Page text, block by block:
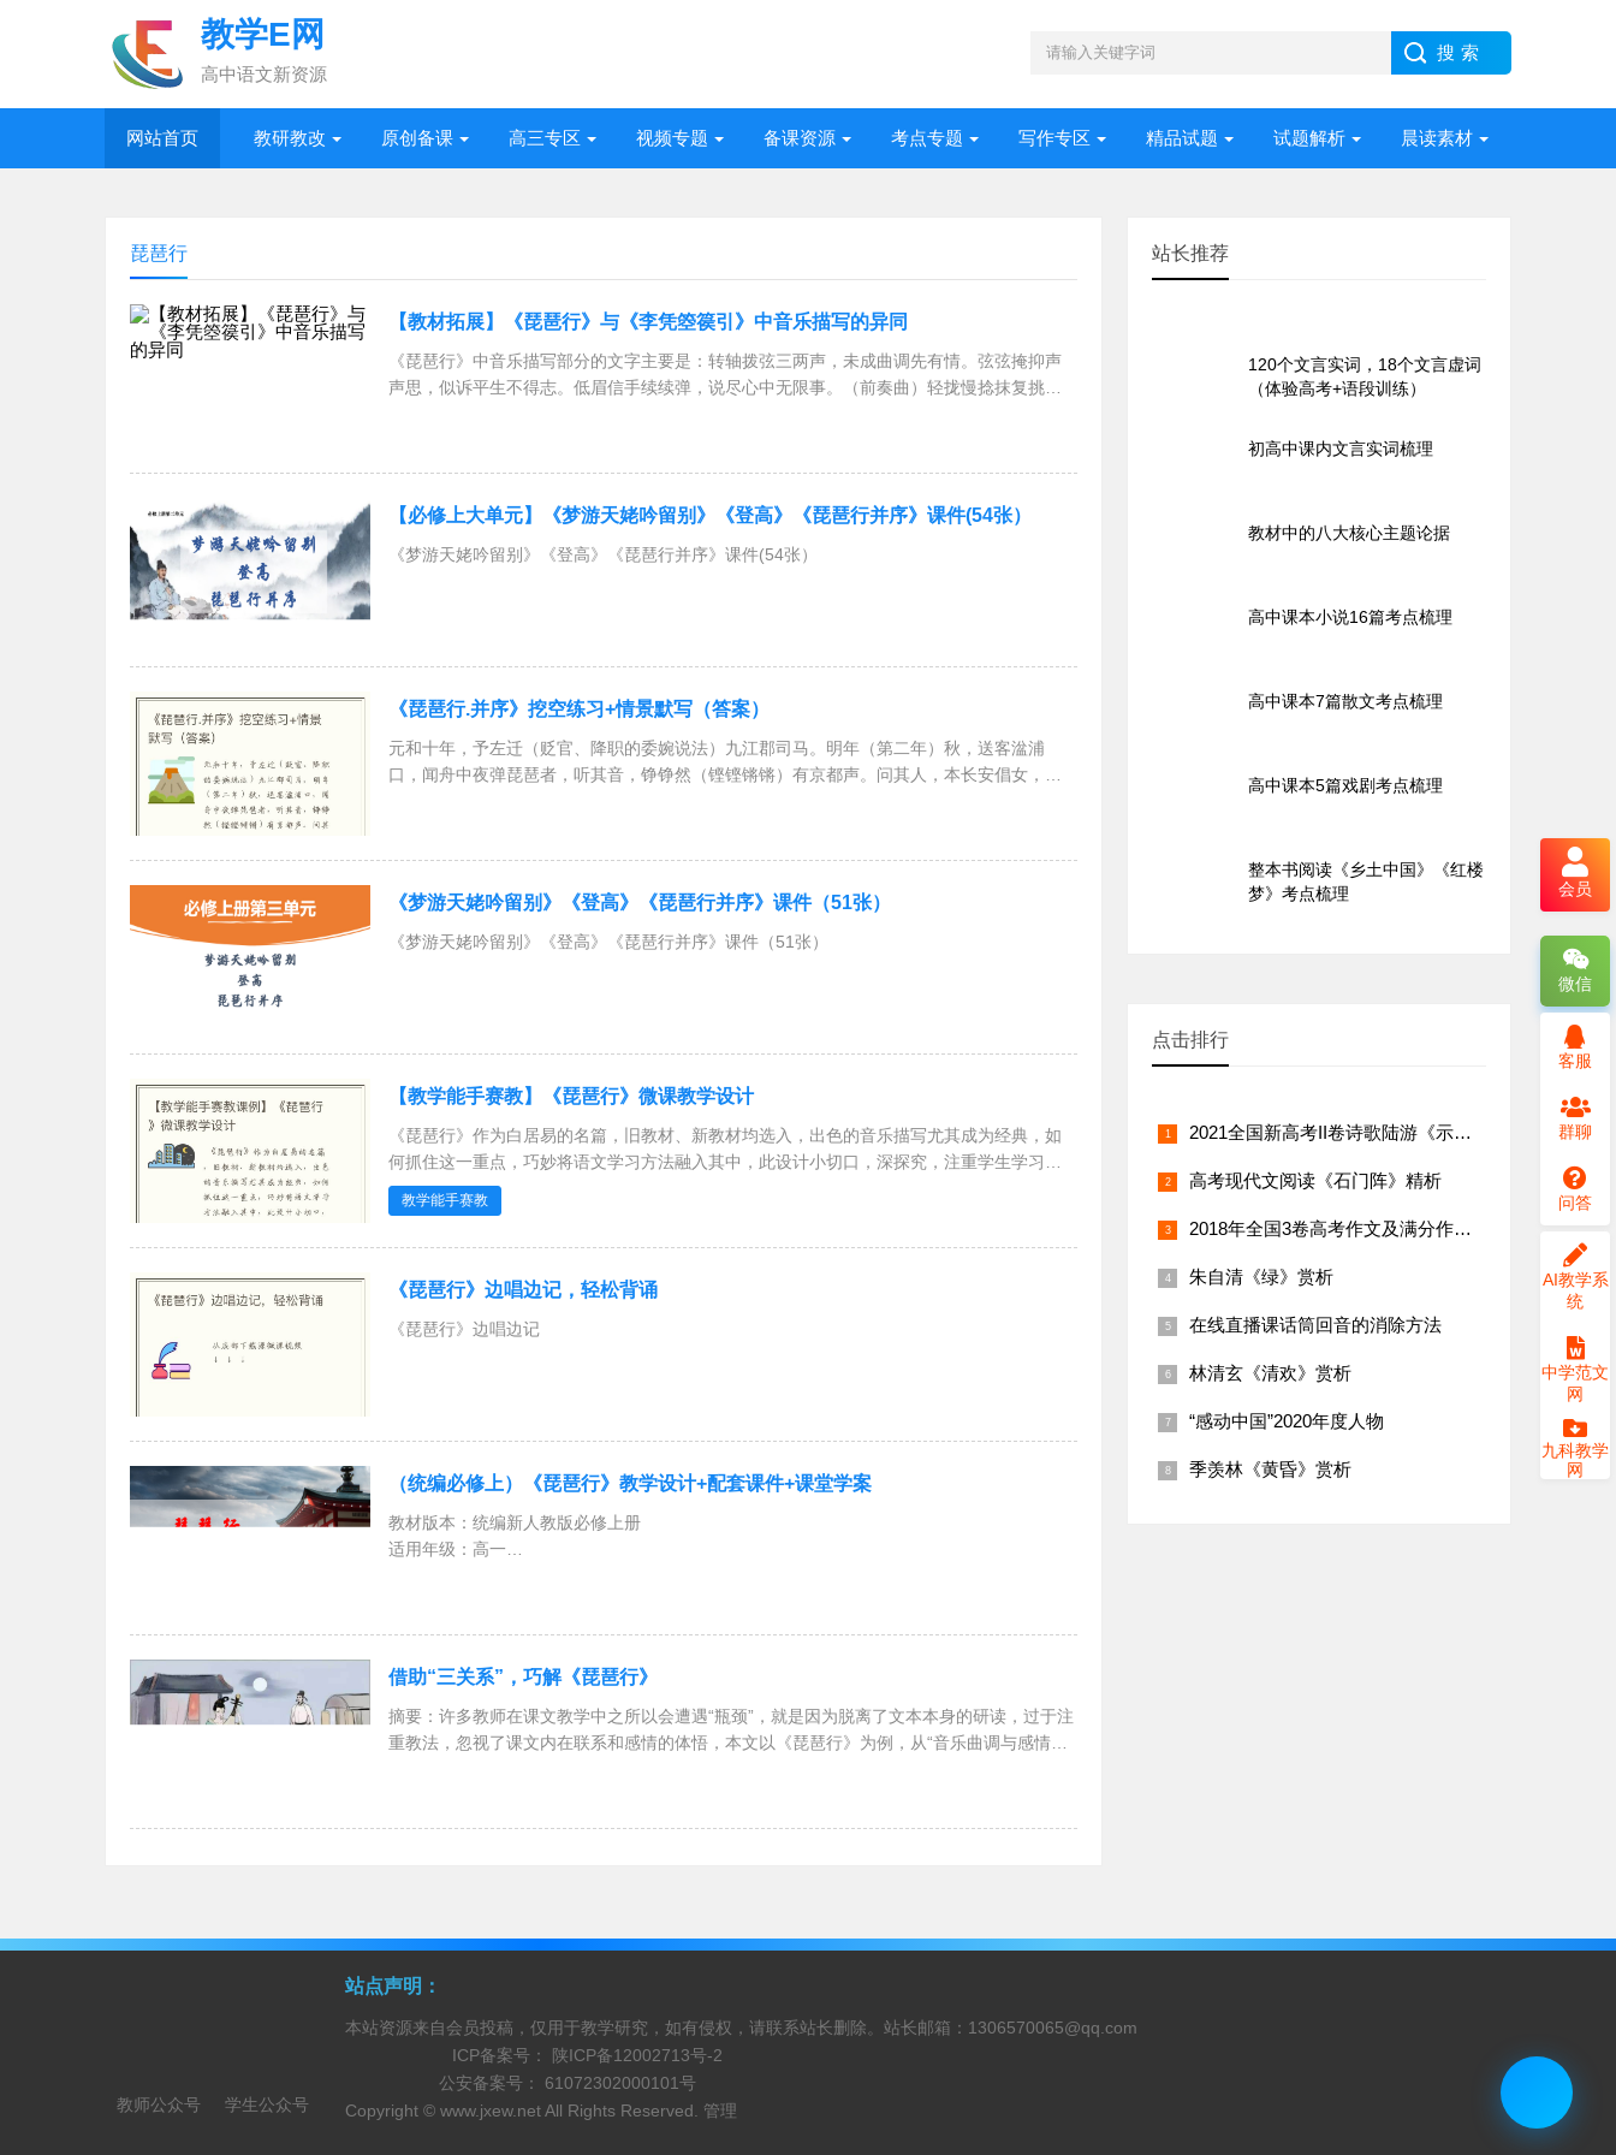
教学E网
高中语文新资源
网站首页 教研教改 原创备课 高三专区 视频专题 备课资源 考点专题 写作专区 精品试题 试题解析 晨读素材
琵琶行
【教材拓展】《琵琶行》与《李凭箜篌引》中音乐描写的异同
《琵琶行》中音乐描写部分的文字主要是：转轴拨弦三两声，未成曲调先有情。弦弦掩抑声
声思，似诉平生不得志。低眉信手续续弹，说尽心中无限事。（前奏曲）轻拢慢捻抹复挑，
【必修上大单元】《梦游天姥吟留别》《登高》《琵琶行并序》课件(54张）
《梦游天姥吟留别》《登高》《琵琶行并序》课件(54张）
《琵琶行.并序》挖空练习+情景默写（答案）
元和十年，予左迁（贬官、降职的委婉说法）九江郡司马。明年（第二年）秋，送客湓浦
口，闻舟中夜弹琵琶者，听其音，铮铮然（铿铿锵锵）有京都声。问其人，本长安倡女，尝
《梦游天姥吟留别》《登高》《琵琶行并序》课件（51张）
《梦游天姥吟留别》《登高》《琵琶行并序》课件（51张）
【教学能手赛教】《琵琶行》微课教学设计
《琵琶行》作为白居易的名篇，旧教材、新教材均选入，出色的音乐描写尤其成为经典，如
何抓住这一重点，巧妙将语文学习方法融入其中，此设计小切口，深探究，注重学生学习能
力培养。
教学能手赛教
《琵琶行》边唱边记，轻松背诵
《琵琶行》边唱边记
（统编必修上）《琵琶行》教学设计+配套课件+课堂学案
教材版本：统编新人教版必修上册
适用年级：高一
借助“三关系”，巧解《琵琶行》
摘要：许多教师在课文教学中之所以会遭遇“瓶颈”，就是因为脱离了文本本身的研读，过于注
重教法，忽视了课文内在联系和感情的体悟，本文以《琵琶行》为例，从“音乐曲调与感情的
站长推荐
120个文言实词，18个文言虚词
（体验高考+语段训练）
初高中课内文言实词梳理
教材中的八大核心主题论据
高中课本小说16篇考点梳理
高中课本7篇散文考点梳理
高中课本5篇戏剧考点梳理
整本书阅读《乡土中国》《红楼
梦》考点梳理
点击排行
2021全国新高考II卷诗歌陆游
2021全国新高考II卷诗歌陆游《示儿子》详细解析翻译
高考现代文阅读《石门阵》精析
2018年全国3卷高考作文及满分作文赏析
朱自清《绿》赏析
在线直播课话筒回音的消除方法
林清玄《清欢》赏析
“感动中国”2020年度人物
季羡林《黄昏》赏析
教师公众号 学生公众号
站点声明：
本站资源来自会员投稿，仅用于教学研究，如有侵权，请联系站长删除。站长邮箱： 1306570065@qq.com
ICP备案号：
陕ICP备12002713号-2
公安备案号：
61072302000101号
Copyright © www.jxew.netAll Rights Reserved. 管理
会员
微信
客服
群聊
问答
AI教学系
统
中学范文
网
九科教学
网